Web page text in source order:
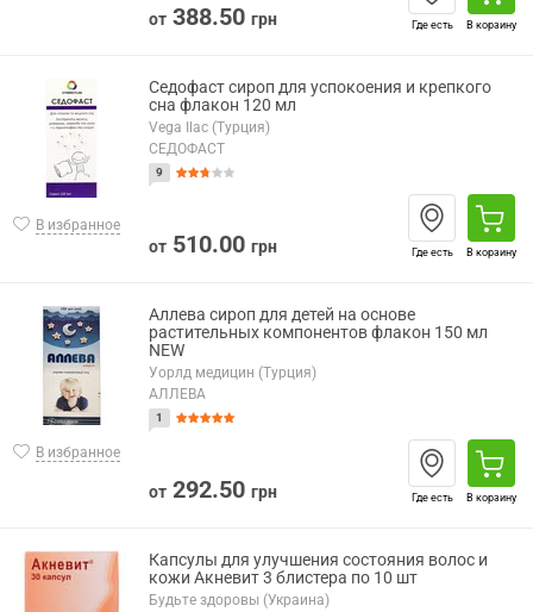
от 388.50 грн Где есть В корзину
В избранное
Седофаст сироп для успокоения и крепкого
сна флакон 120 мл
Vega Ilac (Турция)
СЕДОФАСТ
9
от 510.00 грн Где есть В корзину
В избранное
Аллева сироп для детей на основе
растительных компонентов флакон 150 мл
NEW
Уорлд медицин (Турция)
АЛЛЕВА
1
от 292.50 грн Где есть В корзину
Капсулы для улучшения состояния волос и
кожи Акневит 3 блистера по 10 шт
Будьте здоровы (Украина)